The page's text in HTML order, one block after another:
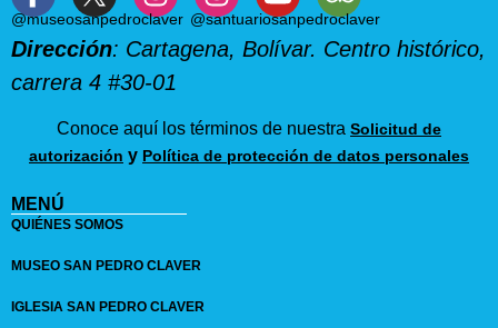
@museosanpedroclaver @santuariosanpedroclaver
Dirección: Cartagena, Bolívar. Centro histórico,
carrera 4 #30-01
Conoce aquí los términos de nuestra Solicitud de
autorización y Política de protección de datos personales
MENÚ
QUIÉNES SOMOS
MUSEO SAN PEDRO CLAVER
IGLESIA SAN PEDRO CLAVER